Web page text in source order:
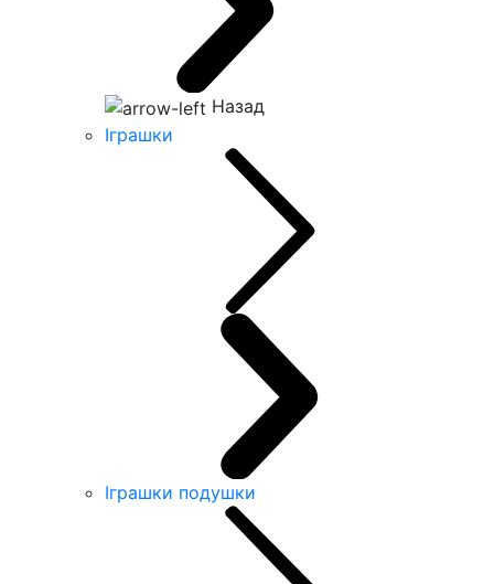
Назад
Іграшки
Іграшки подушки